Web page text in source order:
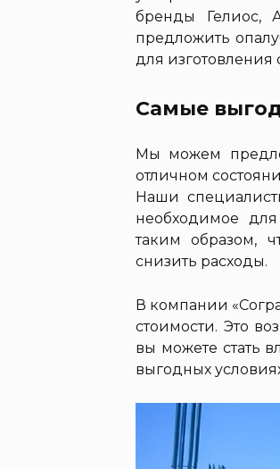
бренды Гелиос,
предложить
для изготовления
Самые
Мы можем
отличном
Наши
необходимое
таким образом,
снизить расходы.
В компании
стоимости. Это
вы можете стать
выгодных